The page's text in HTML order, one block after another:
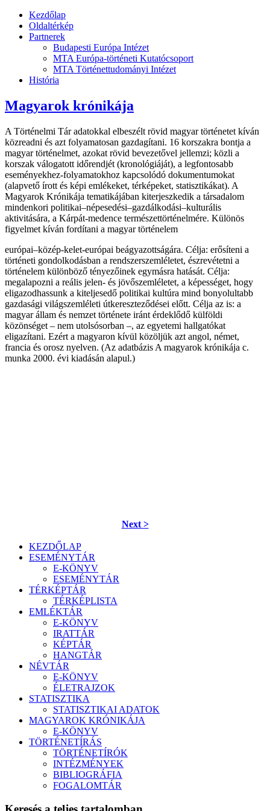
Kezdőlap
Oldaltérkép
Partnerek
Budapesti Európa Intézet
MTA Európa-történeti Kutatócsoport
MTA Történettudományi Intézet
História
Magyarok krónikája
A Történelmi Tár adatokkal elbeszélt rövid magyar történetet kíván
közreadni és azt folyamatosan gazdagítani. 16 korszakra bontja a
magyar történelmet, azokat rövid bevezetővel jellemzi; közli a
korszak válogatott időrendjét (kronológiáját), a legfontosabb
eseményekhez-folyamatokhoz kapcsolódó dokumentumokat
(alapvető írott és képi emlékeket, térképeket, statisztikákat). A
Magyarok Krónikája tematikájában kiterjeszkedik a társadalom
mindenkori politikai–népesedési–gazdálkodási–kulturális
aktivitására, a Kárpát-medence természettörténelmére. Különös
figyelmet kíván fordítani a magyar történelem
európai–közép-kelet-európai beágyazottságára. Célja: erősíteni a
történeti gondolkodásban a rendszerszemléletet, észrevétetni a
történelem különböző tényezőinek egymásra hatását. Célja:
megalapozni a reális jelen- és jövőszemléletet, a képességet, hogy
eligazodhassunk a kiteljesedő politikai kultúra mind bonyolultabb
gazdasági világszemléleti útkereszteződései előtt. Célja az is: a
magyar állam és nemzet története iránt érdeklődő külföldi
közönséget – nem utolsósorban –, az egyetemi hallgatókat
eligazítani. Ezért a magyaron kívül közöljük azt angol, német,
francia és orosz nyelven. (Az adatbázis A magyarok krónikája c.
munka 2000. évi kiadásán alapul.)
Next >
KEZDŐLAP
ESEMÉNYTÁR
E-KÖNYV
ESEMÉNYTÁR
TÉRKÉPTÁR
TÉRKÉPLISTA
EMLÉKTÁR
E-KÖNYV
IRATTÁR
KÉPTÁR
HANGTÁR
NÉVTÁR
E-KÖNYV
ÉLETRAJZOK
STATISZTIKA
STATISZTIKAI ADATOK
MAGYAROK KRÓNIKÁJA
E-KÖNYV
TÖRTÉNETÍRÁS
TÖRTÉNETÍRÓK
INTÉZMÉNYEK
BIBLIOGRÁFIA
FOGALOMTÁR